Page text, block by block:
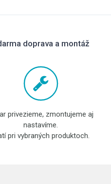
doprava a montáž
privezieme, zmontujeme aj
nastavíme.
pri vybraných produktoch.